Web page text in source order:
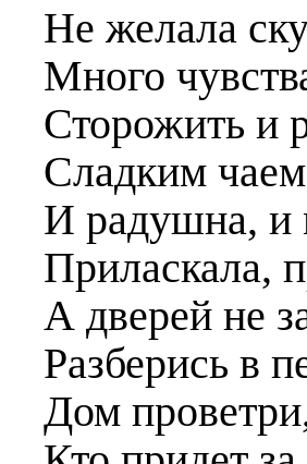
Не желала
Много
Сторожить и
Сладким
И радушна, и
Приласкала,
А дверей не
Разберись в
Дом